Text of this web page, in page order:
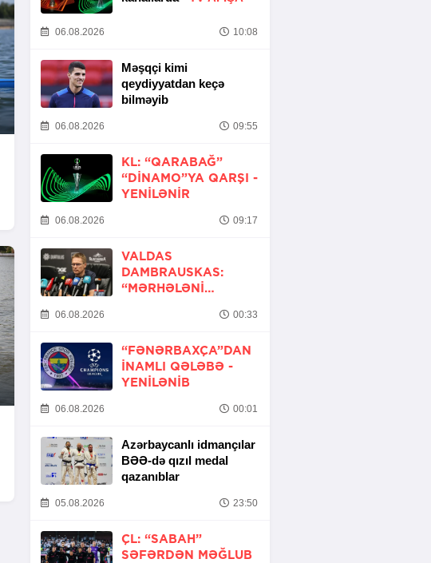
06.08.2026 10:08
Məşqçi kimi
qeydiyyatdan keçə
bilməyib
06.08.2026 09:55
KL: “QARABAĞ”
“DINAMO”YA QARŞI -
YENİLƏNİR
06.08.2026 09:17
VALDAS
DAMBRAUSKAS:
“MƏRHƏLƏNI
06.08.2026 00:33
“FƏNƏRBAXÇA”DAN
INAMLI QƏLƏBƏ -
YENİLƏNİB
06.08.2026 00:01
Azərbaycanlı idmançılar
BƏƏ-də qızıl medal
qazanıblar
05.08.2026 23:50
ÇL: “SABAH”
SƏFƏRDƏN MƏĞLUB